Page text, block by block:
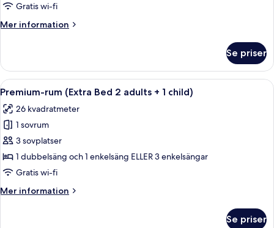
Gratis wi-fi
Mer information
Mer
(View)
Se priser
Öppna
alla
foton
för
Premium-
rum
(Extra
2
Ett hotellrum med två sängar, ett
19
Premium-rum (Extra Bed 2 adults + 1 child)
26 kvadratmeter
1 sovrum
3 sovplatser
1 dubbelsäng och 1 enkelsäng ELLER 3 enkelsängar
Gratis wi-fi
Mer information
Mer
Se priser